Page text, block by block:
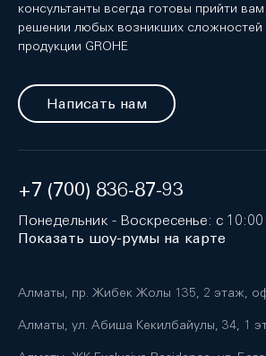
консультанты всегда готовы прийти
решении любых возникших
продукции GROHE
Написать нам
+7 (700) 836-87-93
Понедельник - Воскресенье: с
Показать шоу-румы на карте
Алматы, пр. Жибек Жолы 135, 2 этаж,
Алматы, ул. Абиша Кекилбайулы, 34, 1